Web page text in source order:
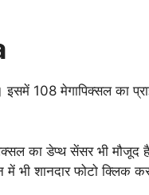
108 मेगापिक्सल का
का डेप्थ सेंसर भी
भी शानदार फोटो क्लिक